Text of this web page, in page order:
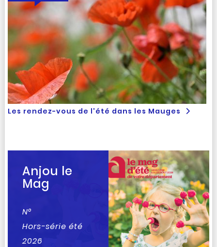
Les rendez-vous de l'été dans les Mauges
Anjou le
Mag
N°
Hors-série été
2026